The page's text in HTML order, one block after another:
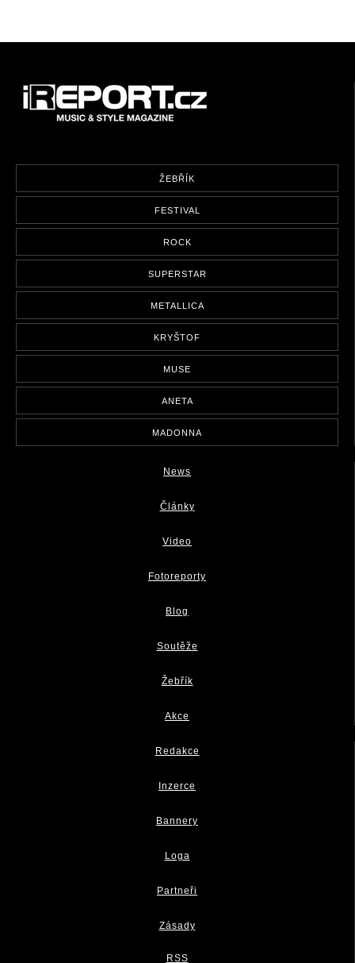
ŽEBŘÍK
FESTIVAL
ROCK
SUPERSTAR
METALLICA
KRYŠTOF
MUSE
ANETA
MADONNA
News
Články
Video
Fotoreporty
Blog
Soutěže
Žebřík
Akce
Redakce
Inzerce
Bannery
Loga
Partneři
Zásady
RSS